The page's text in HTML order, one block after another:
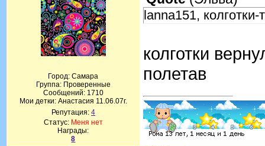
Город: Самара
Группа: Проверенные
Сообщений: 1710
Мои детки: Анастасия 11.06.07г.
Репутация: 4
Статус: Меня нет
Награды:
8
lanna151, колготки-
колготки
полетав